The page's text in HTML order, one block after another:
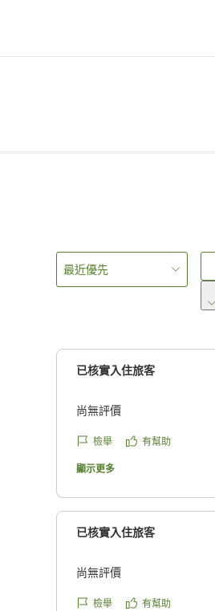
最近優先
已核實入住旅客
尚無評價
檢舉 有幫助
顯示更多
已核實入住旅客
尚無評價
檢舉 有幫助